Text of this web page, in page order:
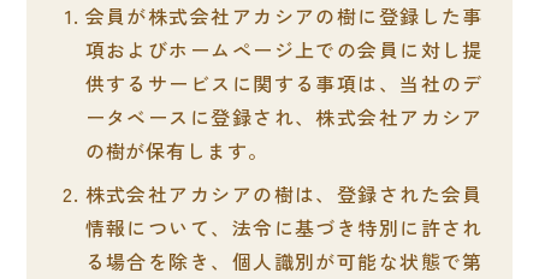
会員が株式会社アカシアの樹に登録した事
項およびホームページ上での会員に対し提
供するサービスに関する事項は、当社のデ
ータベースに登録され、株式会社アカシア
の樹が保有します。
株式会社アカシアの樹は、登録された会員
情報について、法令に基づき特別に許され
る場合を除き、個人識別が可能な状態で第